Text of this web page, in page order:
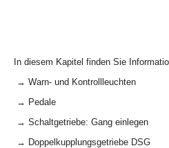
In diesem Kapitel finden Sie
→ Warn- und Kontrollleuchten
→ Pedale
→ Schaltgetriebe: Gang einlegen
→ Doppelkupplungsgetriebe DSG